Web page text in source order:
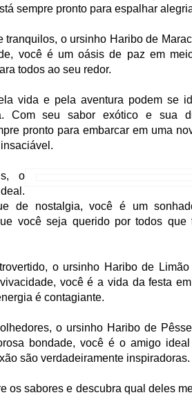
sempre pronto para espalhar
o ursinho Haribo de
você é um oásis de paz em
todos ao seu redor.
vida e pela aventura podem se
Com seu sabor exótico e sua
pronto para embarcar em uma
o
de nostalgia, você é um
você seja querido por todos
o ursinho Haribo de Limão
você é a vida da festa
é contagiante.
o ursinho Haribo de
bondade, você é o amigo
são verdadeiramente inspiradoras.
os sabores e descubra qual deles